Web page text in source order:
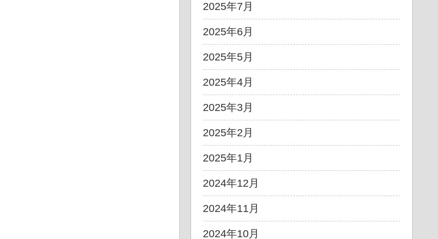
2025年7月
2025年6月
2025年5月
2025年4月
2025年3月
2025年2月
2025年1月
2024年12月
2024年11月
2024年10月